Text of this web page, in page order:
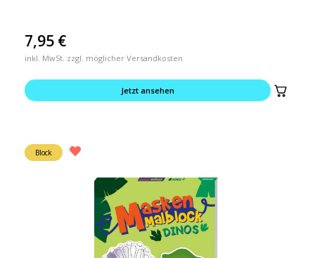
7,95 €
inkl. MwSt. zzgl. möglicher Versandkosten
Jetzt ansehen
Block